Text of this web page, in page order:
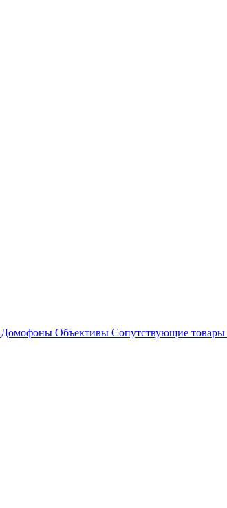
Домофоны Объективы Сопутствующие товары